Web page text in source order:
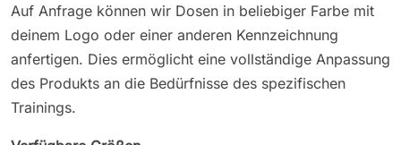
Auf Anfrage können wir Dosen in beliebiger Farbe mit
deinem Logo oder einer anderen Kennzeichnung
anfertigen. Dies ermöglicht eine vollständige Anpassung
des Produkts an die Bedürfnisse des spezifischen
Trainings.